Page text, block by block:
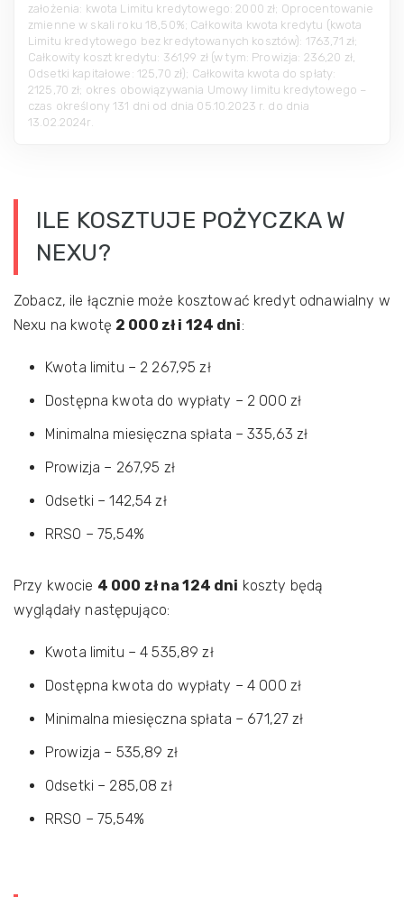
założenia: kwota Limitu kredytowego: 2000 zł; Oprocentowanie
zmienne w skali roku 18,50%; Całkowita kwota kredytu (kwota
Limitu kredytowego bez kredytowanych kosztów): 1763,71 zł;
Całkowity koszt kredytu: 361,99 zł (w tym: Prowizja: 236,20 zł,
Odsetki kapitałowe: 125,70 zł); Całkowita kwota do spłaty:
2125,70 zł; okres obowiązywania Umowy limitu kredytowego –
czas określony 131 dni od dnia 05.10.2023 r. do dnia
13.02.2024r.
ILE KOSZTUJE POŻYCZKA W
NEXU?
Zobacz, ile łącznie może kosztować kredyt odnawialny w
Nexu na kwotę 2 000 zł i 124 dni:
Kwota limitu – 2 267,95 zł
Dostępna kwota do wypłaty – 2 000 zł
Minimalna miesięczna spłata – 335,63 zł
Prowizja – 267,95 zł
Odsetki – 142,54 zł
RRSO – 75,54%
Przy kwocie 4 000 zł na 124 dni koszty będą
wyglądały następująco:
Kwota limitu – 4 535,89 zł
Dostępna kwota do wypłaty – 4 000 zł
Minimalna miesięczna spłata – 671,27 zł
Prowizja – 535,89 zł
Odsetki – 285,08 zł
RRSO – 75,54%